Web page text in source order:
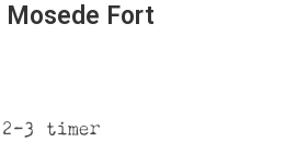
Mosede Fort
2-3 timer